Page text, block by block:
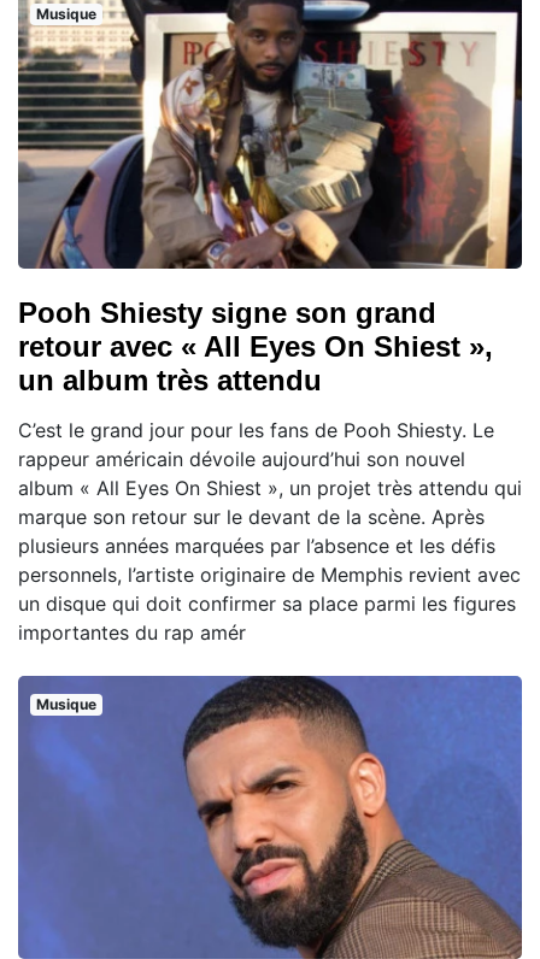
Musique
Pooh Shiesty signe son grand
retour avec « All Eyes On Shiest »,
un album très attendu
C’est le grand jour pour les fans de Pooh Shiesty. Le
rappeur américain dévoile aujourd’hui son nouvel
album « All Eyes On Shiest », un projet très attendu qui
marque son retour sur le devant de la scène. Après
plusieurs années marquées par l’absence et les défis
personnels, l’artiste originaire de Memphis revient avec
un disque qui doit confirmer sa place parmi les figures
importantes du rap amér
Musique